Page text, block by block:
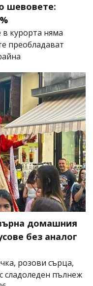
шевовете:
курорта няма
преобладават
домашния
без аналог
розови сърца,
сладоледен пълнеж